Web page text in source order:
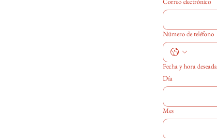
Número de teléfono
Fecha y hora
Día
Mes